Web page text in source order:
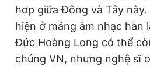
hợp giữa Đông và Tây
hiện ở mảng âm nhạc hàn
Đức Hoàng Long có thể
chúng VN, nhưng nghệ sĩ